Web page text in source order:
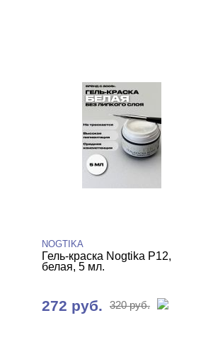
NOGTIKA
Гель-краска Nogtika P12,
белая, 5 мл.
272 руб. 320 руб.